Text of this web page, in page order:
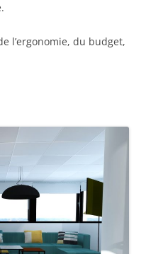
l’ergonomie, du budget,